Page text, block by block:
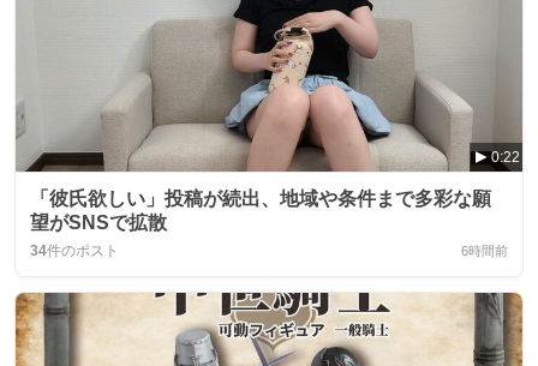
0:22
「彼氏欲しい」投稿が続出、地域や条件まで多彩な願
望がSNSで拡散
34件のポスト 6時間前